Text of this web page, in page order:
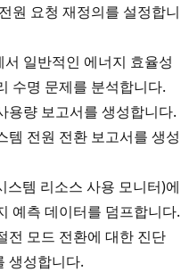
원 요청 재정의를 설정합니
서 일반적인 에너지 효율성
수명 문제를 분석합니다.
용량 보고서를 생성합니다.
템 전원 전환 보고서를 생성
스템 리소스 사용 모니터)에
예측 데이터를 덤프합니다.
전 모드 전환에 대한 진단
생성합니다.